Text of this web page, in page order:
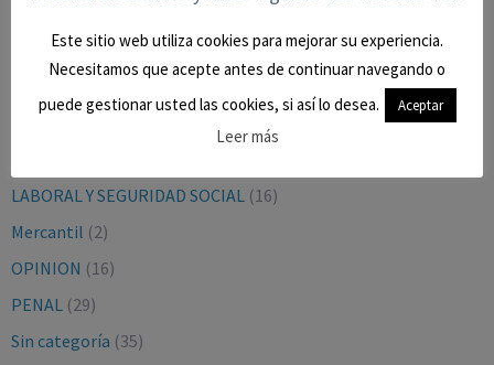
CATEGORÍAS
LABORAL Y SEGURIDAD SOCIAL (16)
Mercantil (2)
OPINION (16)
PENAL (29)
Sin categoría (35)
Este sitio web utiliza cookies para mejorar su experiencia.
Necesitamos que acepte antes de continuar navegando o
puede gestionar usted las cookies, si así lo desea.
Aceptar
Leer más